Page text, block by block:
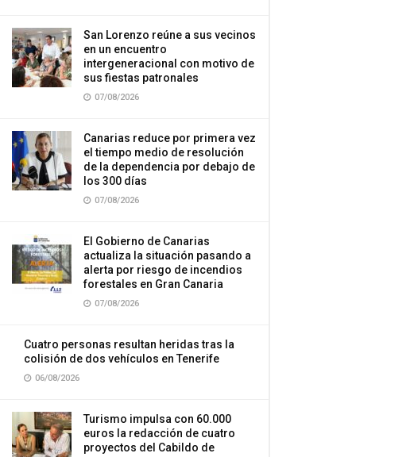
San Lorenzo reúne a sus vecinos
en un encuentro
intergeneracional con motivo de
sus fiestas patronales
07/08/2026
Canarias reduce por primera vez
el tiempo medio de resolución
de la dependencia por debajo de
los 300 días
07/08/2026
El Gobierno de Canarias
actualiza la situación pasando a
alerta por riesgo de incendios
forestales en Gran Canaria
07/08/2026
Cuatro personas resultan heridas tras la
colisión de dos vehículos en Tenerife
06/08/2026
Turismo impulsa con 60.000
euros la redacción de cuatro
proyectos del Cabildo de